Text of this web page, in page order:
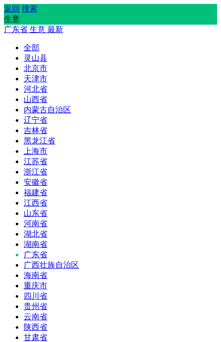
返回 搜索
生意
广东省 生意 最新
全部
灵山县
北京市
天津市
河北省
山西省
内蒙古自治区
辽宁省
吉林省
黑龙江省
上海市
江苏省
浙江省
安徽省
福建省
江西省
山东省
河南省
湖北省
湖南省
广东省
广西壮族自治区
海南省
重庆市
四川省
贵州省
云南省
陕西省
甘肃省